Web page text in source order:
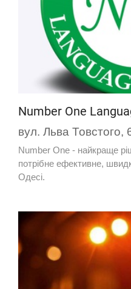
Number One
вул. Льва Товстого,
Number One - найкраще
потрібне ефективне,
Одесі.